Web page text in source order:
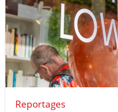
Reportages